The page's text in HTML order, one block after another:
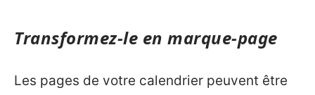
Transformez-le en marque-page
Les pages de votre calendrier peuvent être